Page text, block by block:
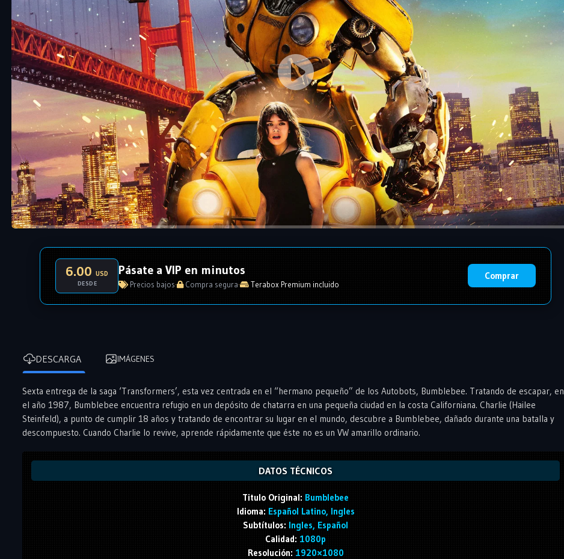
6.00USD
DESDE
Pásate a VIP en minutos
Precios bajos· Compra segura· Terabox Premium incluido
Comprar
DESCARGA IMÁGENES
Sexta entrega de la saga ‘Transformers’, esta vez centrada en el “hermano pequeño” de los Autobots, Bumblebee. Tratando de escapar, en
el año 1987, Bumblebee encuentra refugio en un depósito de chatarra en una pequeña ciudad en la costa Californiana. Charlie (Hailee
Steinfeld), a punto de cumplir 18 años y tratando de encontrar su lugar en el mundo, descubre a Bumblebee, dañado durante una batalla y
descompuesto. Cuando Charlie lo revive, aprende rápidamente que éste no es un VW amarillo ordinario.
DATOS TÉCNICOS
Titulo Original: Bumblebee
Idioma: Español Latino, Ingles
Subtítulos: Ingles, Español
Calidad: 1080p
Resolución: 1920×1080